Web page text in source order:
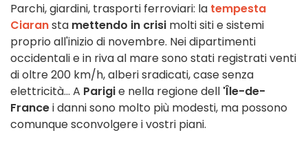
Parchi, giardini, trasporti ferroviari: la tempesta
Ciaransta mettendo in crisi molti siti e sistemi
proprio all'inizio di novembre. Nei dipartimenti
occidentali e in riva al mare sono stati registrati venti
di oltre 200 km/h, alberi sradicati, case senza
elettricità... A Parigie nella regione dell 'Île-de-
Francei danni sono molto più modesti, ma possono
comunque sconvolgere i vostri piani.